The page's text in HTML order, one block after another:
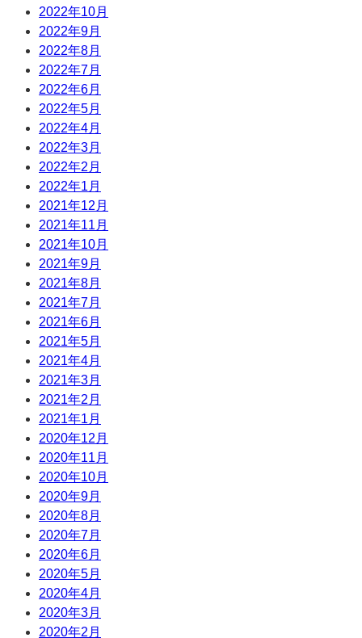
2022年10月
2022年9月
2022年8月
2022年7月
2022年6月
2022年5月
2022年4月
2022年3月
2022年2月
2022年1月
2021年12月
2021年11月
2021年10月
2021年9月
2021年8月
2021年7月
2021年6月
2021年5月
2021年4月
2021年3月
2021年2月
2021年1月
2020年12月
2020年11月
2020年10月
2020年9月
2020年8月
2020年7月
2020年6月
2020年5月
2020年4月
2020年3月
2020年2月